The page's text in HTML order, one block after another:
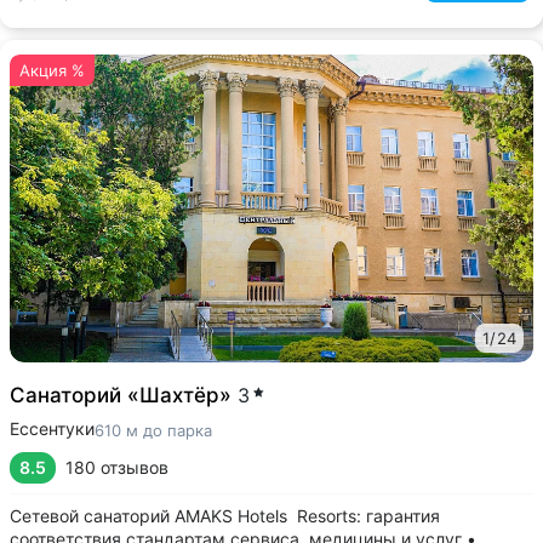
Акция %
1/24
Санаторий «Шахтёр» 3
Ессентуки610 м до парка
8.5 180 отзывов
Сетевой санаторий AMAKS Hotels Resorts: гарантия
соответствия стандартам сервиса, медицины и услуг •